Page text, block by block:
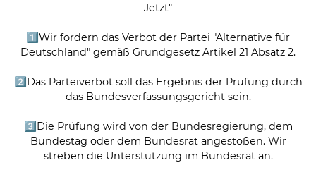
Jetzt"
1️⃣Wir fordern das Verbot der Partei "Alternative für
Deutschland" gemäß Grundgesetz Artikel 21 Absatz 2.
2️⃣Das Parteiverbot soll das Ergebnis der Prüfung durch
das Bundesverfassungsgericht sein.
3️⃣Die Prüfung wird von der Bundesregierung, dem
Bundestag oder dem Bundesrat angestoßen. Wir
streben die Unterstützung im Bundesrat an.